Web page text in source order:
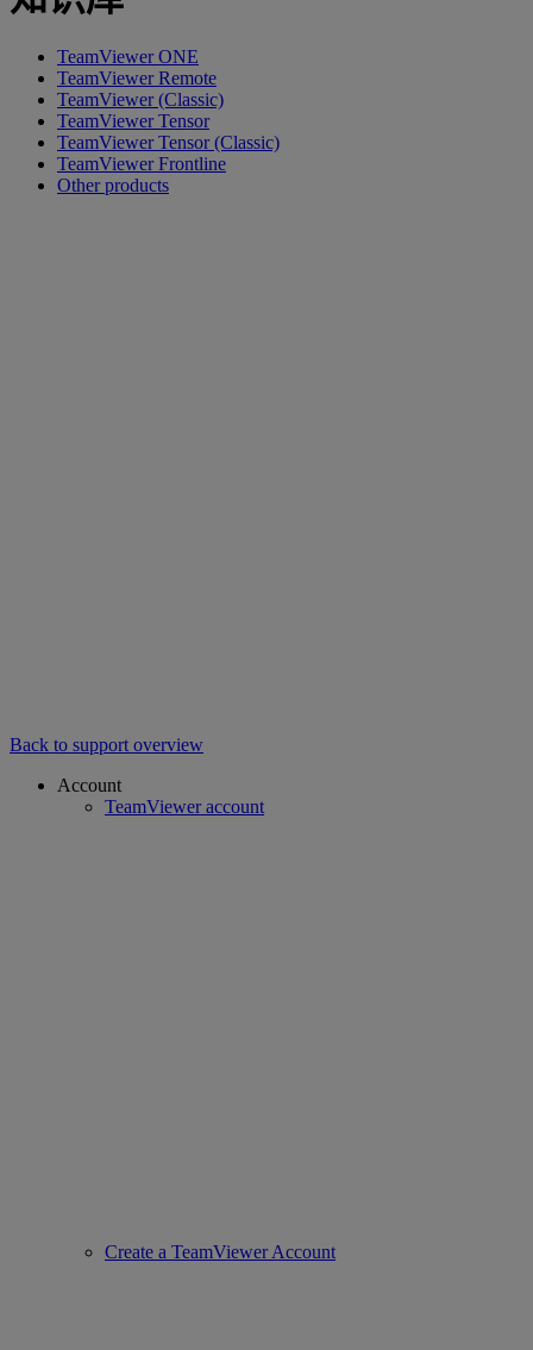
TeamViewer ONE
TeamViewer Remote
TeamViewer (Classic)
TeamViewer Tensor
TeamViewer Tensor (Classic)
TeamViewer Frontline
Other products
Back to support overview
Account
TeamViewer account
Create a TeamViewer Account